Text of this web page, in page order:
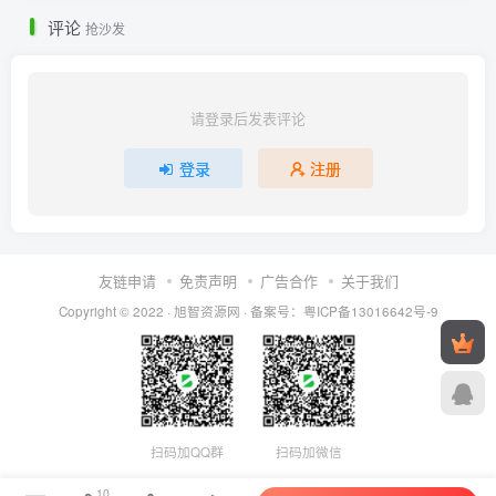
评论 抢沙发
请登录后发表评论
登录 注册
友链申请 免责声明 广告合作 关于我们
Copyright © 2022 · 旭智资源网 · 备案号： 粤ICP备13016642号-9
扫码加QQ群 扫码加微信